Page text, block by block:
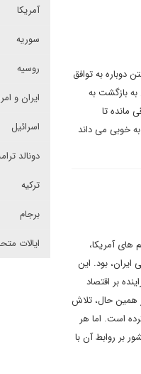
دوباره به توافق
بازگشت به
مانده تا
خوبی می داند
های آمریکا،
بود. این
سال ۲۰۱۸ آغاز شد، فشارهای فزاینده بر اقتصاد
همین حال، تلاش
است. اما هر
بر روابط آن با
آمریکا
سوریه
روسیه
ایران و
اسرائیل
دونالد
ترکیه
برجام
ایالات